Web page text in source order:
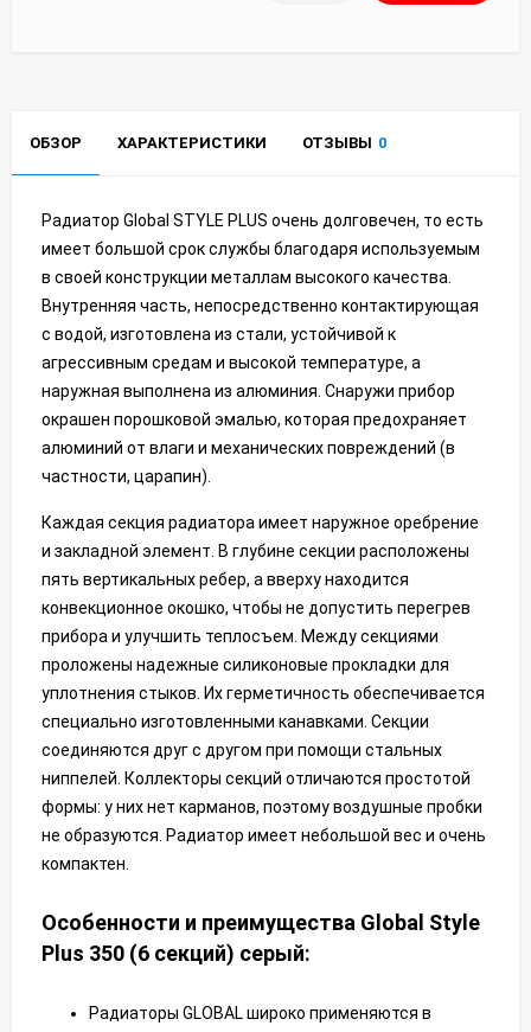
ОБЗОР ХАРАКТЕРИСТИКИ ОТЗЫВЫ 0
Радиатор Global STYLE PLUS очень долговечен, то есть
имеет большой срок службы благодаря используемым
в своей конструкции металлам высокого качества.
Внутренняя часть, непосредственно контактирующая
с водой, изготовлена из стали, устойчивой к
агрессивным средам и высокой температуре, а
наружная выполнена из алюминия. Снаружи прибор
окрашен порошковой эмалью, которая предохраняет
алюминий от влаги и механических повреждений (в
частности, царапин).
Каждая секция радиатора имеет наружное оребрение
и закладной элемент. В глубине секции расположены
пять вертикальных ребер, а вверху находится
конвекционное окошко, чтобы не допустить перегрев
прибора и улучшить теплосъем. Между секциями
проложены надежные силиконовые прокладки для
уплотнения стыков. Их герметичность обеспечивается
специально изготовленными канавками. Секции
соединяются друг с другом при помощи стальных
ниппелей. Коллекторы секций отличаются простотой
формы: у них нет карманов, поэтому воздушные пробки
не образуются. Радиатор имеет небольшой вес и очень
компактен.
Особенности и преимущества Global Style
Plus 350 (6 секций) серый:
Радиаторы GLOBAL широко применяются в